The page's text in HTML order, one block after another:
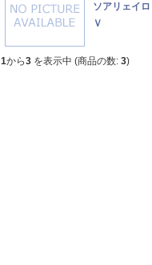
ソアリェイ
Ｖ
1から3 を表示中 (商品の数: 3)